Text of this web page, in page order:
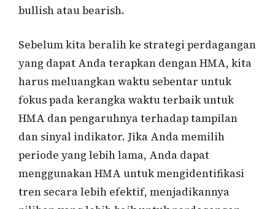
bullish atau bearish.
Sebelum kita beralih ke strategi perdagangan
yang dapat Anda terapkan dengan HMA, kita
harus meluangkan waktu sebentar untuk
fokus pada kerangka waktu terbaik untuk
HMA dan pengaruhnya terhadap tampilan
dan sinyal indikator. Jika Anda memilih
periode yang lebih lama, Anda dapat
menggunakan HMA untuk mengidentifikasi
tren secara lebih efektif, menjadikannya